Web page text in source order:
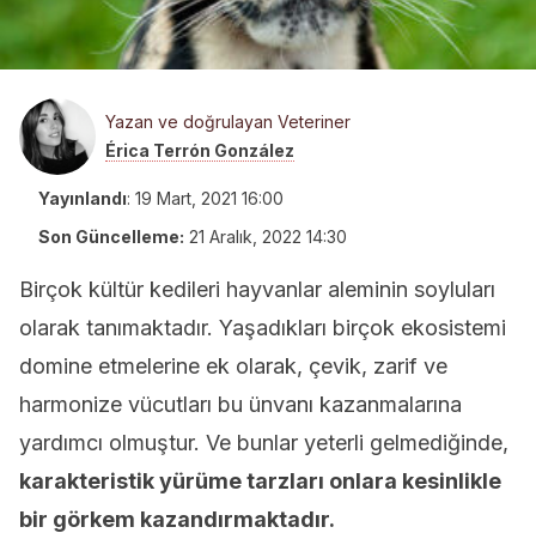
Yazan ve doğrulayan Veteriner
Érica Terrón González
Yayınlandı: 19 Mart, 2021 16:00
Son Güncelleme: 21 Aralık, 2022 14:30
Birçok kültür kedileri hayvanlar aleminin soyluları
olarak tanımaktadır. Yaşadıkları birçok ekosistemi
domine etmelerine ek olarak, çevik, zarif ve
harmonize vücutları bu ünvanı kazanmalarına
yardımcı olmuştur. Ve bunlar yeterli gelmediğinde,
karakteristik yürüme tarzları onlara kesinlikle
bir görkem kazandırmaktadır.